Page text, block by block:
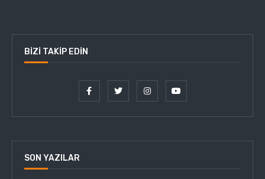
BIZI TAKIP EDIN
SON YAZILAR